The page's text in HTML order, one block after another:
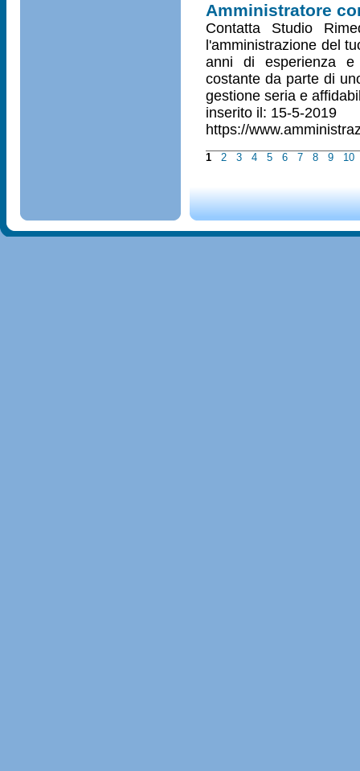
Amministratore
Contatta Studio
l'amministrazione del
anni di esperienza
costante da parte di
gestione seria e
inserito il: 15-5-2019
https://
1 2 3 4 5 6 7 8 9 10